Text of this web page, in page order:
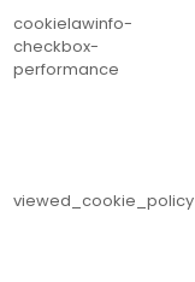
cookielawinfo-
checkbox-
performance
viewed_cookie_policy